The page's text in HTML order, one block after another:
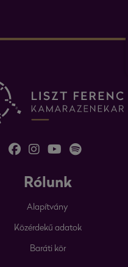
Rólunk
Alapítvány
Közérdekű adatok
Baráti kör